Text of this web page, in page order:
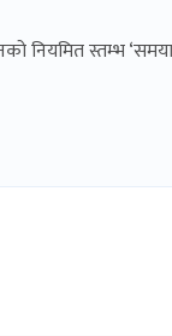
नियमित स्तम्भ